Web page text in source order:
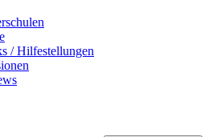
/ Hilfestellungen